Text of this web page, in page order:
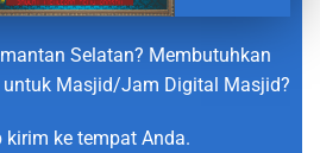
Selatan? Membutuhkan
Masjid/Jam Digital Masjid?
kirim ke tempat Anda.